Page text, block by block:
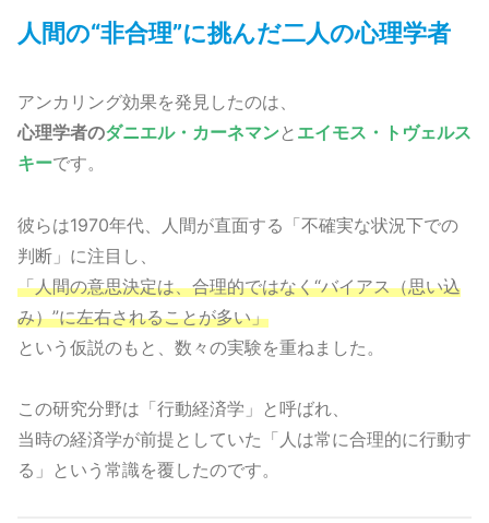
人間の“非合理”に挑んだ二人の心理学者
アンカリング効果を発見したのは、
心理学者のダニエル・カーネマンと エイモス・トヴェルス
キーです。
彼らは1970年代、人間が直面する「不確実な状況下での
判断」に注目し、
「人間の意思決定は、合理的ではなく“バイアス（思い込
み）”に左右されることが多い」
という仮説のもと、数々の実験を重ねました。
この研究分野は「行動経済学」と呼ばれ、
当時の経済学が前提としていた「人は常に合理的に行動す
る」という常識を覆したのです。